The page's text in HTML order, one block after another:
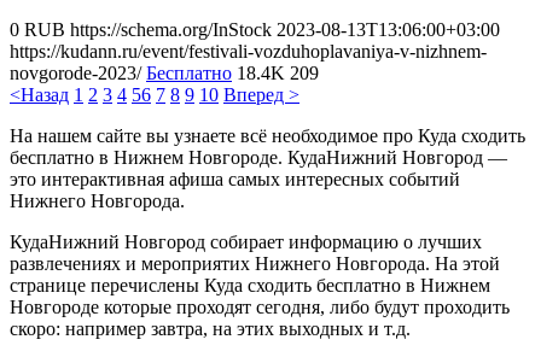
0 RUB https://schema.org/InStock 2023-08-13T13:06:00+03:00
https://kudann.ru/event/festivali-vozduhoplavaniya-v-nizhnem-
novgorode-2023/ Бесплатно 18.4K 209
<Назад 1 2 3 4 56 7 8 9 10 Вперед >
На нашем сайте вы узнаете всё необходимое про Куда сходить
бесплатно в Нижнем Новгороде. КудаНижний Новгород —
это интерактивная афиша самых интересных событий
Нижнего Новгорода.
КудаНижний Новгород собирает информацию о лучших
развлечениях и мероприятих Нижнего Новгорода. На этой
странице перечислены Куда сходить бесплатно в Нижнем
Новгороде которые проходят сегодня, либо будут проходить
скоро: например завтра, на этих выходных и т.д.